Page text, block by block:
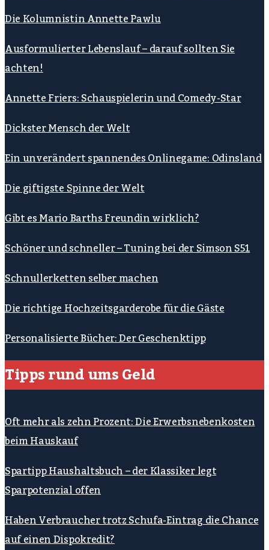
Die Kolumnistin Annette Pawlu
Ausformulierter Lebenslauf – darauf sollten Sie
achten!
Annette Friers: Schauspielerin und Comedy-Star
Dickster Mensch der Welt
Ein unverändert spannendes Onlinegame: Odinsland
Die giftigste Spinne der Welt
Gibt es Mario Barths Freundin wirklich?
Schöner und schneller – Tuning bei der Simson S51
Schnullerketten selber machen
Die richtige Hochzeitsgarderobe für die Gäste
Personalisierte Bücher: Der Geschenktipp
Tipps rund ums Geld
Oft mehr als zehn Prozent: Die Erwerbsnebenkosten
beim Hauskauf
Spartipp Haushaltsbuch – der Klassiker legt
Sparpotenzial offen
Haben Verbraucher trotz Schufa-Eintrag die Chance
auf einen Dispokredit?